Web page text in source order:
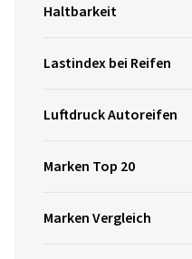
Haltbarkeit
Lastindex bei Reifen
Luftdruck Autoreifen
Marken Top 20
Marken Vergleich